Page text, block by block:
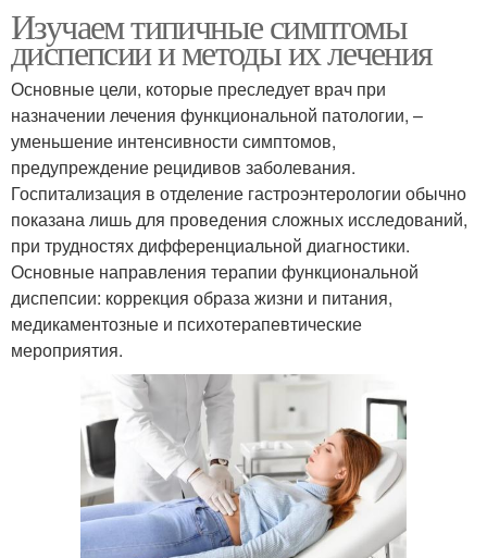
Изучаем типичные симптомы
диспепсии и методы их лечения
Основные цели, которые преследует врач при
назначении лечения функциональной патологии, –
уменьшение интенсивности симптомов,
предупреждение рецидивов заболевания.
Госпитализация в отделение гастроэнтерологии обычно
показана лишь для проведения сложных исследований,
при трудностях дифференциальной диагностики.
Основные направления терапии функциональной
диспепсии: коррекция образа жизни и питания,
медикаментозные и психотерапевтические
мероприятия.